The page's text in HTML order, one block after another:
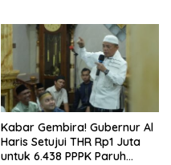
Kabar Gembira! Gubernur Al
Haris Setujui THR Rp1 Juta
untuk 6.438 PPPK Paruh